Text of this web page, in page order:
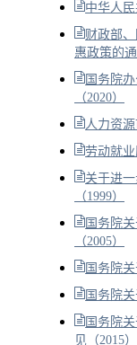
中华人
财政部
惠政策的通
国务院
（2020）
人力资源
劳动就业
关于进
（1999）
国务院
（2005）
国务院
国务院
国务院
见（2015）